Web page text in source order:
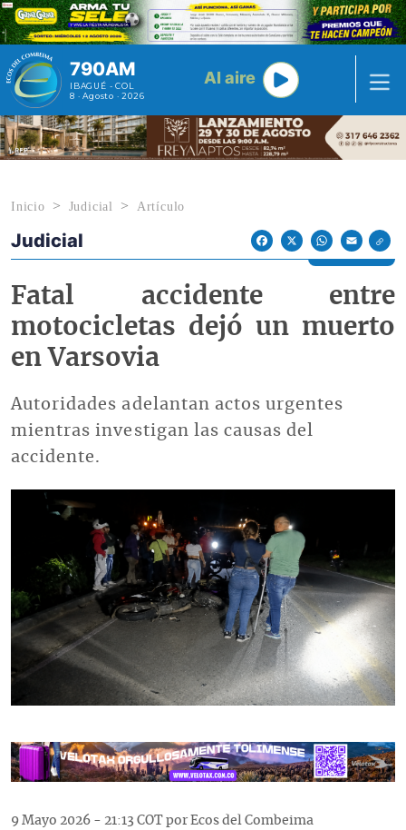
Pasar al contenido principal
790AM
IBAGUÉ - COL
8 · Agosto · 2026
Al aire
Inicio Judicial Artículo
Econoticias y Eventos
Judicial
FacebookX WhatsAppEmail
Fatal accidente entre
motocicletas dejó un muerto
en Varsovia
Autoridades adelantan actos urgentes
mientras investigan las causas del
accidente.
Imagen
9 Mayo 2026 - 21:13 COT por Ecos del Combeima